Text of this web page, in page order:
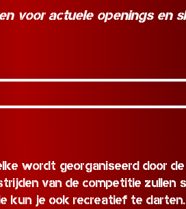
voor actuele openings en
wordt georganiseerd door de
van de competitie zullen
kun je ook recreatief te darten.